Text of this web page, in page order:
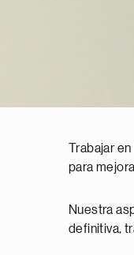
Trabajar
para
Nuestra
definitiva,